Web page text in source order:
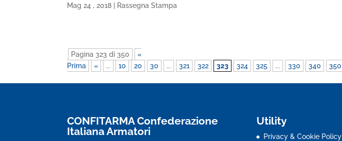
Mag 24 , 2018 Rassegna Stampa
Pagina 323 di 350
«
Prima
« ... 10 20 30 ... 321 322 323 324 325 ... 330 340 350
CONFITARMA Confederazione
Italiana Armatori
Utility
Privacy & Cookie Policy